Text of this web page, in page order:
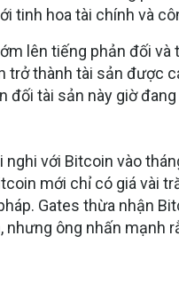
tinh hoa tài chính và
lên tiếng phản đối và
trở thành tài sản được
đối tài sản này giờ đang
với Bitcoin vào
mới chỉ có giá vài
Gates thừa nhận
ông nhấn mạnh